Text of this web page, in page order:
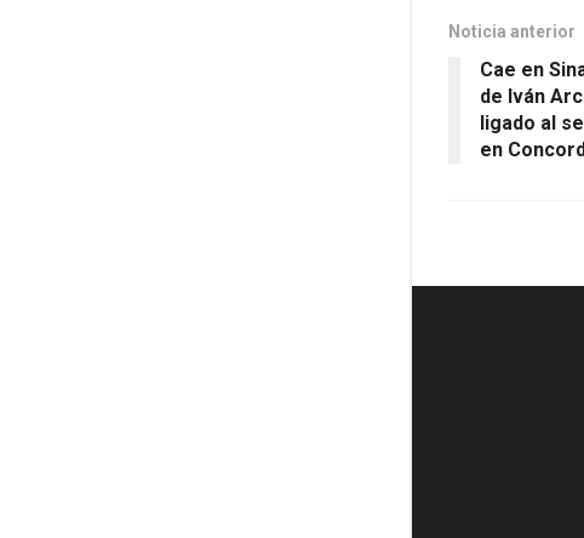
Noticia anterior
Cae en
de Iván
ligado al
en